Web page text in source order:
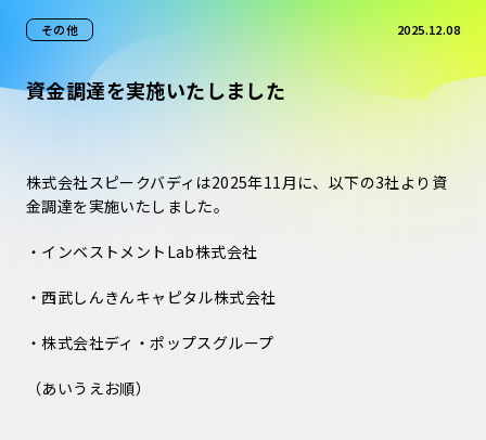
その他 2025.12.08
資金調達を実施いたしました
株式会社スピークバディは2025年11月に、以下の3社より資
金調達を実施いたしました。
・インベストメントLab株式会社
・西武しんきんキャピタル株式会社
・株式会社ディ・ポップスグループ
（あいうえお順）